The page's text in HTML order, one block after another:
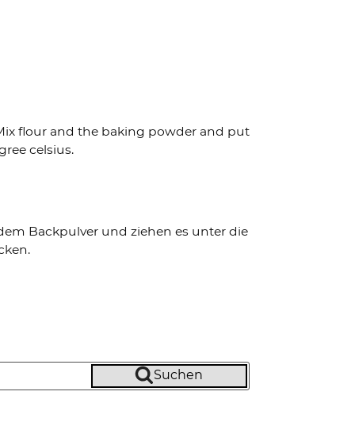
flour and the baking powder and put
celsius.
Backpulver und ziehen es unter die
Suchen